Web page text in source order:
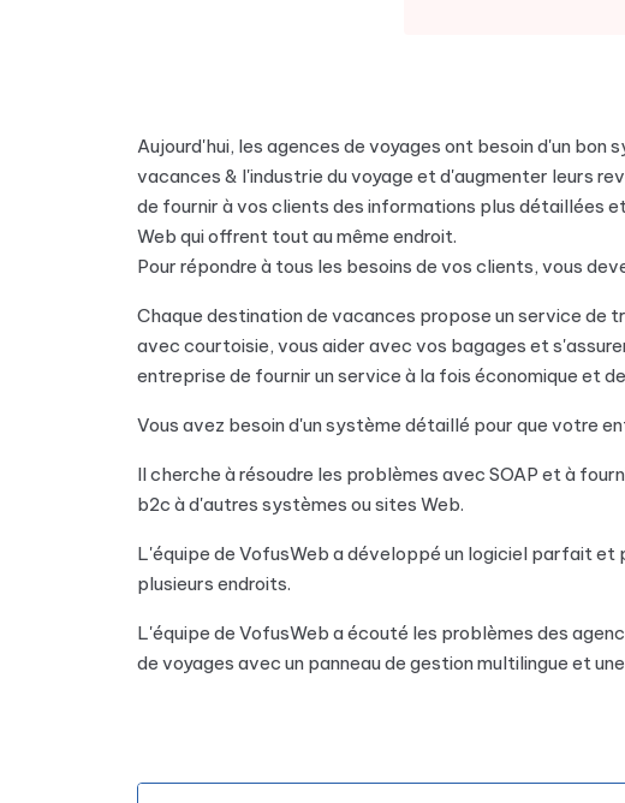
Aujourd'hui, les agences de voyages ont besoin d'un
vacances & l'industrie du voyage et d'augmenter leurs
de fournir à vos clients des informations plus détaillées
Web qui offrent tout au même endroit.
Pour répondre à tous les besoins de vos clients, vous
Chaque destination de vacances propose un service
avec courtoisie, vous aider avec vos bagages et
entreprise de fournir un service à la fois économique et
Vous avez besoin d'un système détaillé pour que votre
Il cherche à résoudre les problèmes avec SOAP et à
b2c à d'autres systèmes ou sites Web.
L'équipe de VofusWeb a développé un logiciel parfait
plusieurs endroits.
L'équipe de VofusWeb a écouté les problèmes des
de voyages avec un panneau de gestion multilingue et